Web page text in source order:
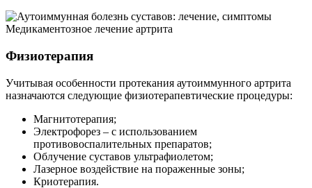
Медикаментозное лечение артрита
Физиотерапия
Учитывая особенности протекания аутоиммунного артрита
назначаются следующие физиотерапевтические процедуры:
Магнитотерапия;
Электрофорез – с использованием
противовоспалительных препаратов;
Облучение суставов ультрафиолетом;
Лазерное воздействие на пораженные зоны;
Криотерапия.